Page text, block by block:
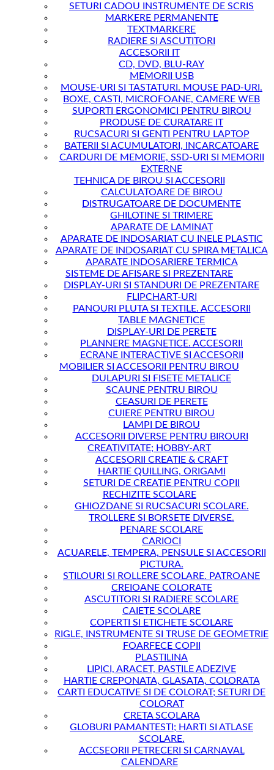
SETURI CADOU INSTRUMENTE DE SCRIS
MARKERE PERMANENTE
TEXTMARKERE
RADIERE SI ASCUTITORI
ACCESORII IT
CD, DVD, BLU-RAY
MEMORII USB
MOUSE-URI SI TASTATURI. MOUSE PAD-URI.
BOXE, CASTI, MICROFOANE, CAMERE WEB
SUPORTI ERGONOMICI PENTRU BIROU
PRODUSE DE CURATARE IT
RUCSACURI SI GENTI PENTRU LAPTOP
BATERII SI ACUMULATORI, INCARCATOARE
CARDURI DE MEMORIE, SSD-URI SI MEMORII
EXTERNE
TEHNICA DE BIROU SI ACCESORII
CALCULATOARE DE BIROU
DISTRUGATOARE DE DOCUMENTE
GHILOTINE SI TRIMERE
APARATE DE LAMINAT
APARATE DE INDOSARIAT CU INELE PLASTIC
APARATE DE INDOSARIAT CU SPIRA METALICA
APARATE INDOSARIERE TERMICA
SISTEME DE AFISARE SI PREZENTARE
DISPLAY-URI SI STANDURI DE PREZENTARE
FLIPCHART-URI
PANOURI PLUTA SI TEXTILE. ACCESORII
TABLE MAGNETICE
DISPLAY-URI DE PERETE
PLANNERE MAGNETICE. ACCESORII
ECRANE INTERACTIVE SI ACCESORII
MOBILIER SI ACCESORII PENTRU BIROU
DULAPURI SI FISETE METALICE
SCAUNE PENTRU BIROU
CEASURI DE PERETE
CUIERE PENTRU BIROU
LAMPI DE BIROU
ACCESORII DIVERSE PENTRU BIROURI
CREATIVITATE; HOBBY-ART
ACCESORII CREATIE & CRAFT
HARTIE QUILLING, ORIGAMI
SETURI DE CREATIE PENTRU COPII
RECHIZITE SCOLARE
GHIOZDANE SI RUCSACURI SCOLARE.
TROLLERE SI BORSETE DIVERSE.
PENARE SCOLARE
CARIOCI
ACUARELE, TEMPERA, PENSULE SI ACCESORII
PICTURA.
STILOURI SI ROLLERE SCOLARE. PATROANE
CREIOANE COLORATE
ASCUTITORI SI RADIERE SCOLARE
CAIETE SCOLARE
COPERTI SI ETICHETE SCOLARE
RIGLE, INSTRUMENTE SI TRUSE DE GEOMETRIE
FOARFECE COPII
PLASTILINA
LIPICI, ARACET, PASTILE ADEZIVE
HARTIE CREPONATA, GLASATA, COLORATA
CARTI EDUCATIVE SI DE COLORAT; SETURI DE
COLORAT
CRETA SCOLARA
GLOBURI PAMANTESTI; HARTI SI ATLASE
SCOLARE.
ACCSEORII PETRECERI SI CARNAVAL
CALENDARE